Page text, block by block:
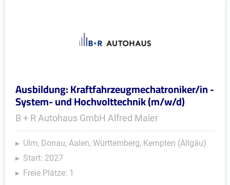
Ausbildung: Kraftfahrzeugmechatroniker/in -
System- und Hochvolttechnik (m/w/d)
B + R Autohaus GmbH Alfred Maier
Ulm, Donau, Aalen, Württemberg, Kempten (Allgäu)
Start: 2027
Freie Plätze: 1